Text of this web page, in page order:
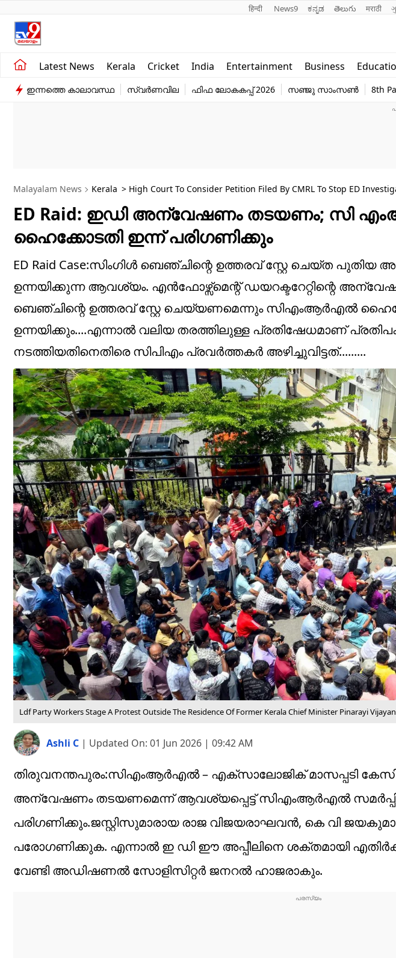
हिन्दी News9 ಕನ್ನಡ తెలుగు मराठी
Latest News Kerala Cricket India Entertainment Business
Kerala
India
Education
world
ഇന്നത്തെ കാലാവസ്ഥ സ്വർണവില ഫിഫ ലോകകപ്പ് 2026 സഞ്ജു സാംസൺ 8th
Malayalam News Kerala > High Court To Consider Petition Filed By CMRL To Stop ED
ED Raid: ഇഡി അന്വേഷണം തടയണം; സി
ഹൈക്കോടതി ഇന്ന് പരിഗണിക്കും
ED Raid Case:സിംഗിൾ ബെഞ്ചിന്റെ ഉത്തരവ് സ്റ്റേ ചെയ്ത പുതിയ
ഉന്നയിക്കുന്ന ആവശ്യം. എൻഫോഴ്സ്മെന്റ് ഡയറക്ടറേറ്റിന്റെ
ബെഞ്ചിന്റെ ഉത്തരവ് സ്റ്റേ ചെയ്യണമെന്നും സിഎംആർഎൽ
ഉന്നയിക്കും....എന്നാൽ വലിയ തരത്തിലുള്ള പ്രതിഷേധമാണ്
നടത്തിയതിനെതിരെ സിപിഎം പ്രവർത്തകർ അഴിച്ചുവിട്ടത്.........
Ldf Party Workers Stage A Protest Outside The Residence Of Former Kerala Chief Minister Pinarayi Vijayan
Ashli C | Updated On: 01 Jun 2026 | 09:42 AM
തിരുവനന്തപുരം:സിഎംആർഎൽ – എക്സാലോജിക് മാസപ്പടി കേസിൽ
അന്വേഷണം തടയണമെന്ന് ആവശ്യപ്പെട്ട് സിഎംആർഎൽ
പരിഗണിക്കും.ജസ്റ്റിസുമാരായ രാജ വിജയരാഘവന്‍, കെ വി
പരോഗണിക്കുക. എന്നാൽ ഇ ഡി ഈ അപ്പീലിനെ ശക്തമായി
വേണ്ടി അഡിഷണല്‍ സോളിസിറ്റര്‍ ജനറല്‍ ഹാജരാകും.